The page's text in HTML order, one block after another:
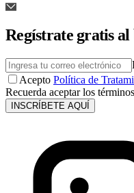
Regístrate gratis
Acepto Política de
Recuerda aceptar los
INSCRÍBETE AQUÍ